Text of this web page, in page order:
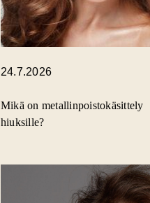
24.7.2026
Mikä on metallinpoistokäsittely
hiuksille?